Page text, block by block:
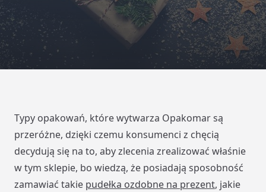
Typy opakowań, które wytwarza Opakomar są
przeróżne, dzięki czemu konsumenci z chęcią
decydują się na to, aby zlecenia zrealizować właśnie
w tym sklepie, bo wiedzą, że posiadają sposobność
zamawiać takie pudełka ozdobne na prezent, jakie